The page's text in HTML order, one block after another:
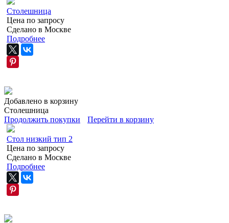
Столешница
Цена по запросу
Сделано в Москве
Подробнее
Добавлено в корзину
Столешница
Продолжить покупки
Перейти в корзину
Стол низкий тип 2
Цена по запросу
Сделано в Москве
Подробнее